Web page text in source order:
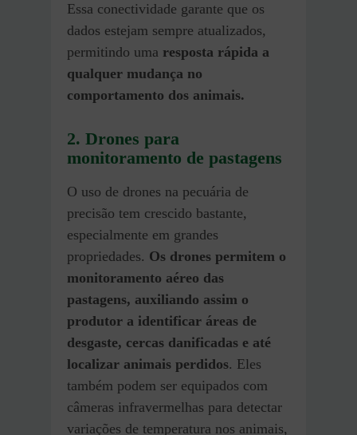
Essa conectividade garante que os
dados estejam sempre atualizados,
permitindo uma resposta rápida a
qualquer mudança no
comportamento dos animais.
2. Drones para
monitoramento de pastagens
O uso de drones na pecuária de
precisão tem crescido bastante,
especialmente em grandes
propriedades. Os drones permitem o
monitoramento aéreo das
pastagens, auxiliando assim o
produtor a identificar áreas de
desgaste, cercas danificadas e até
localizar animais perdidos. Eles
também podem ser equipados com
câmeras infravermelhas para detectar
variações de temperatura nos animais,